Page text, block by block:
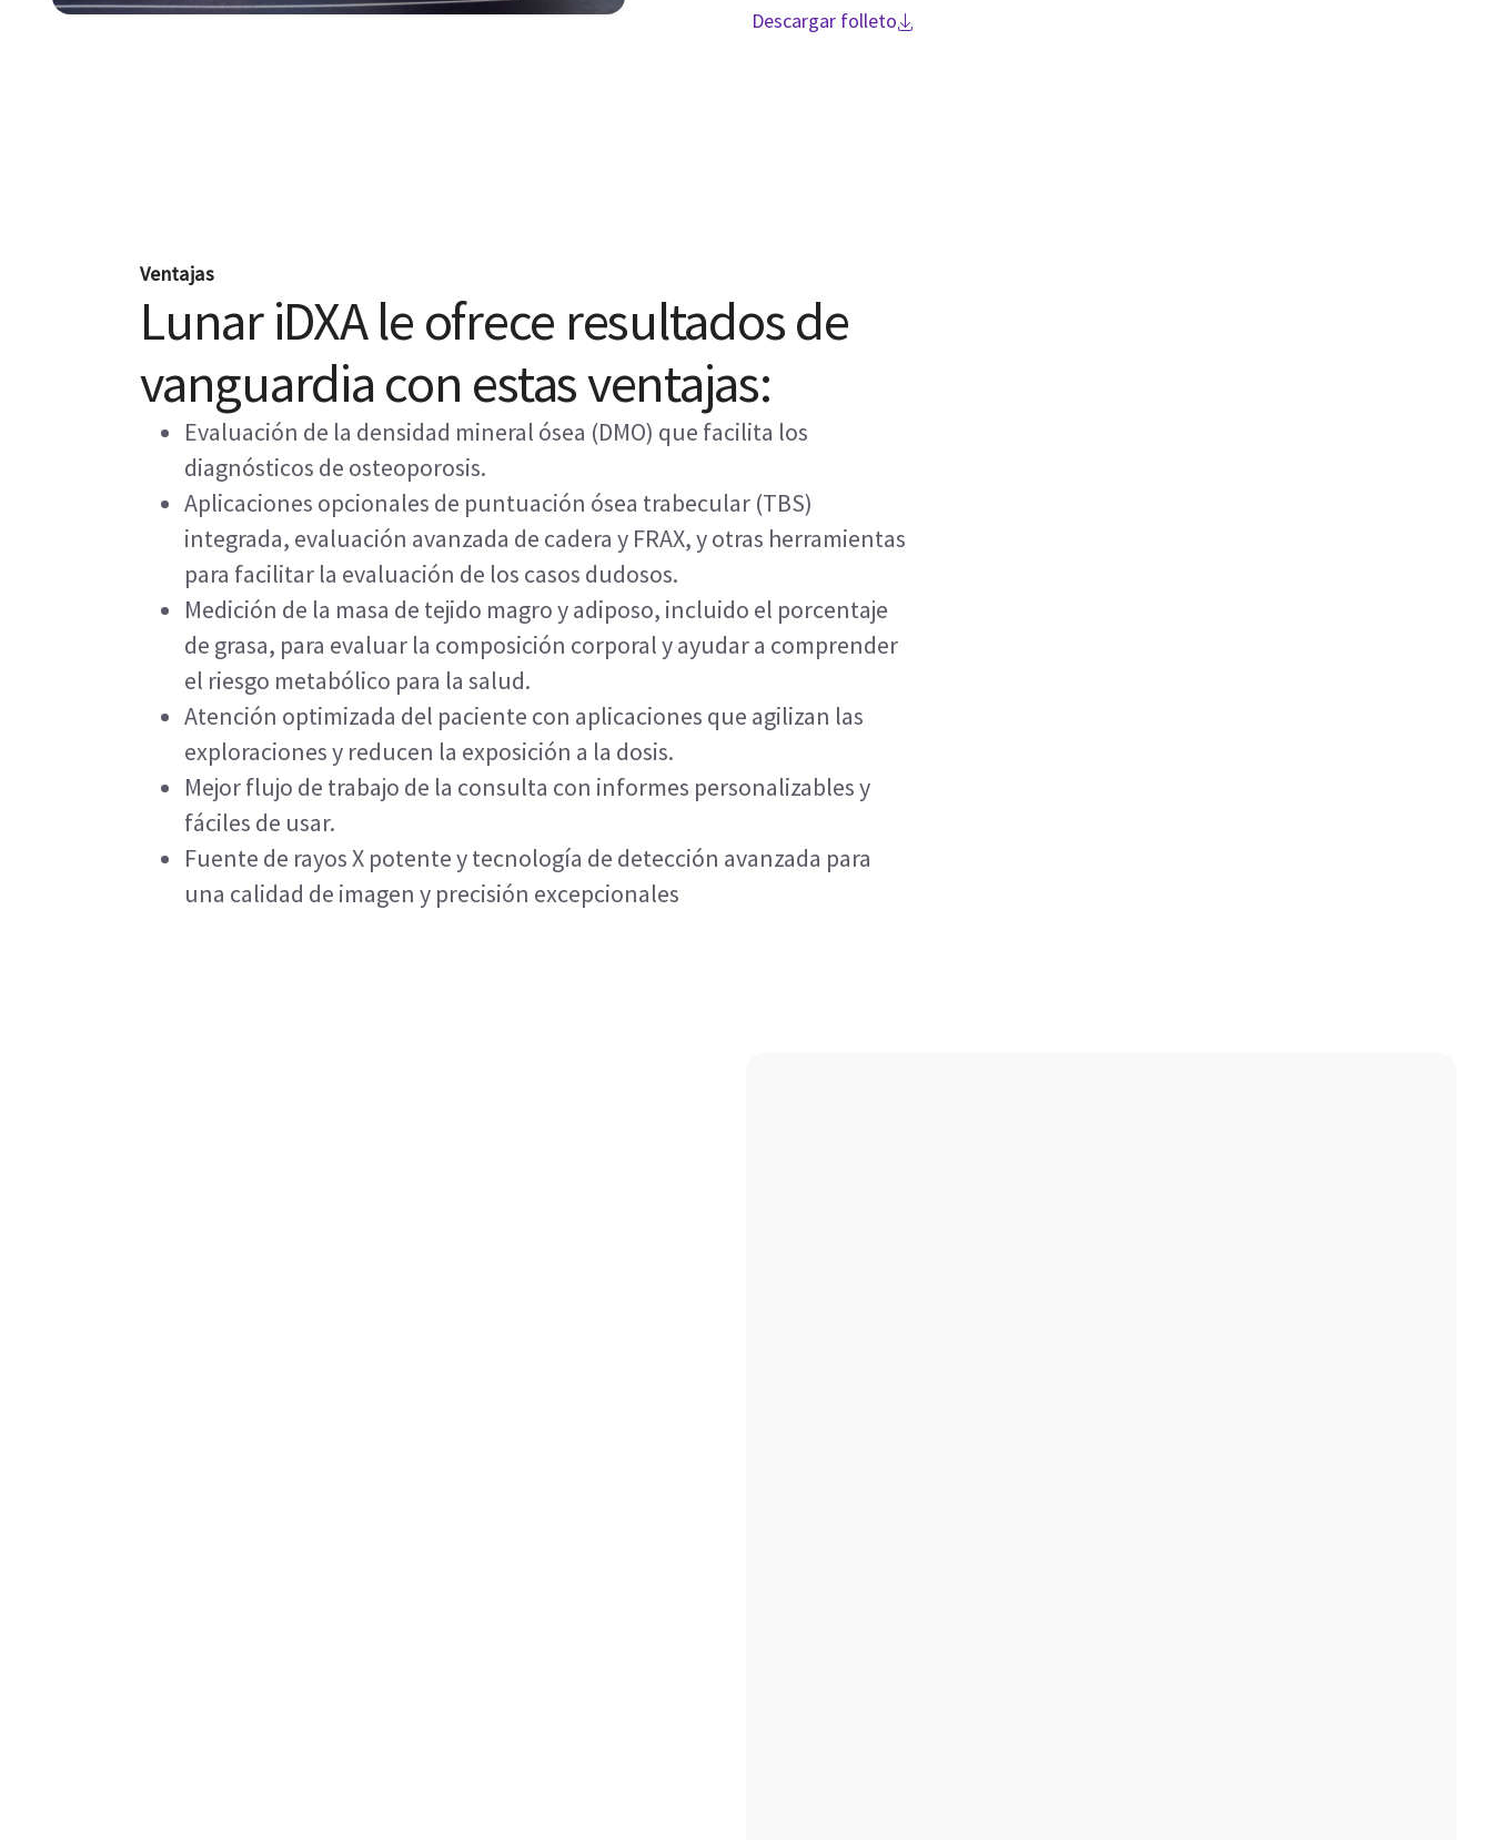
Descargar folleto
Ventajas
Lunar iDXA le ofrece resultados de
vanguardia con estas ventajas:
Evaluación de la densidad mineral ósea (DMO) que facilita los
diagnósticos de osteoporosis.
Aplicaciones opcionales de puntuación ósea trabecular (TBS)
integrada, evaluación avanzada de cadera y FRAX, y otras herramientas
para facilitar la evaluación de los casos dudosos.
Medición de la masa de tejido magro y adiposo, incluido el porcentaje
de grasa, para evaluar la composición corporal y ayudar a comprender
el riesgo metabólico para la salud.
Atención optimizada del paciente con aplicaciones que agilizan las
exploraciones y reducen la exposición a la dosis.
Mejor flujo de trabajo de la consulta con informes personalizables y
fáciles de usar.
Fuente de rayos X potente y tecnología de detección avanzada para
una calidad de imagen y precisión excepcionales